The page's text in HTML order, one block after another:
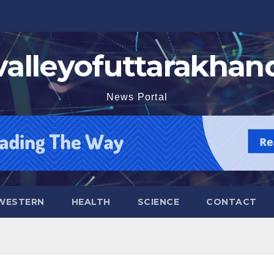
News Portal
HEALTH SCIENCE CONTACT